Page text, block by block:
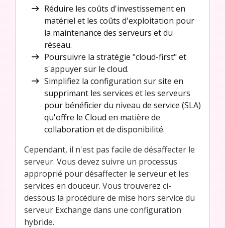
Réduire les coûts d'investissement en
matériel et les coûts d'exploitation pour
la maintenance des serveurs et du
réseau.
Poursuivre la stratégie "cloud-first" et
s'appuyer sur le cloud.
Simplifiez la configuration sur site en
supprimant les services et les serveurs
pour bénéficier du niveau de service (SLA)
qu'offre le Cloud en matière de
collaboration et de disponibilité.
Cependant, il n'est pas facile de désaffecter le
serveur. Vous devez suivre un processus
approprié pour désaffecter le serveur et les
services en douceur. Vous trouverez ci-
dessous la procédure de mise hors service du
serveur Exchange dans une configuration
hybride.